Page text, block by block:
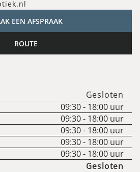
EEN AFSPRAAK
ROUTE
Gesloten
09:30- 18:00 uur
09:30- 18:00 uur
09:30- 18:00 uur
09:30- 18:00 uur
09:30- 18:00 uur
Gesloten